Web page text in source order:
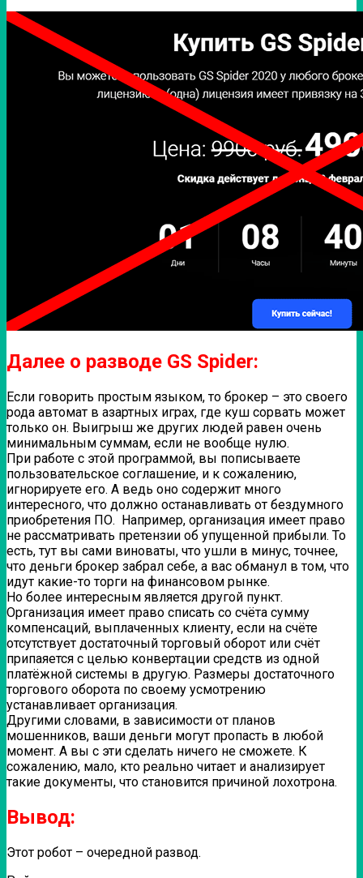
Далее о разводе GS Spider:
Если говорить простым языком, то брокер – это своего
рода автомат в азартных играх, где куш сорвать может
только он. Выигрыш же других людей равен очень
минимальным суммам, если не вообще нулю.
При работе с этой программой, вы пописываете
пользовательское соглашение, и к сожалению,
игнорируете его. А ведь оно содержит много
интересного, что должно останавливать от бездумного
приобретения ПО. Например, организация имеет право
не рассматривать претензии об упущенной прибыли. То
есть, тут вы сами виноваты, что ушли в минус, точнее,
что деньги брокер забрал себе, а вас обманул в том, что
идут какие-то торги на финансовом рынке.
Но более интересным является другой пункт.
Организация имеет право списать со счёта сумму
компенсаций, выплаченных клиенту, если на счёте
отсутствует достаточный торговый оборот или счёт
припаяется с целью конвертации средств из одной
платёжной системы в другую. Размеры достаточного
торгового оборота по своему усмотрению
устанавливает организация.
Другими словами, в зависимости от планов
мошенников, ваши деньги могут пропасть в любой
момент. А вы с эти сделать ничего не сможете. К
сожалению, мало, кто реально читает и анализирует
такие документы, что становится причиной лохотрона.
Вывод:
Этот робот – очередной развод.